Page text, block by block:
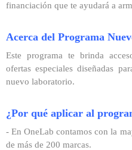
financiación que te ayudará a
Acerca del Programa
Este programa te brinda
ofertas especiales diseñadas
nuevo laboratorio.
¿Por qué aplicar al
- En OneLab contamos con la
de más de 200 marcas.